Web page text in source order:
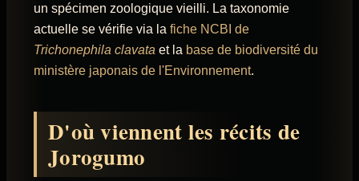
un spécimen zoologique vieilli. La taxonomie
actuelle se vérifie via la fiche NCBI de
Trichonephila clavata et la base de biodiversité du
ministère japonais de l'Environnement.
D'où viennent les récits de
Jorogumo